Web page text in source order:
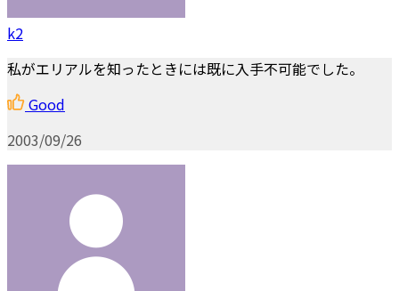
k2
私がエリアルを知ったときには既に入手不可能でした。
Good
2003/09/26